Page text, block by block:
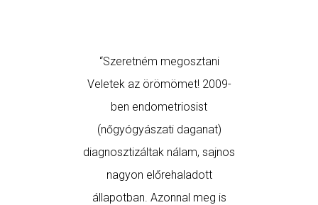
“Szeretném megosztani
Veletek az örömömet! 2009-
ben endometriosist
(nőgyógyászati daganat)
diagnosztizáltak nálam, sajnos
nagyon előrehaladott
állapotban. Azonnal meg is